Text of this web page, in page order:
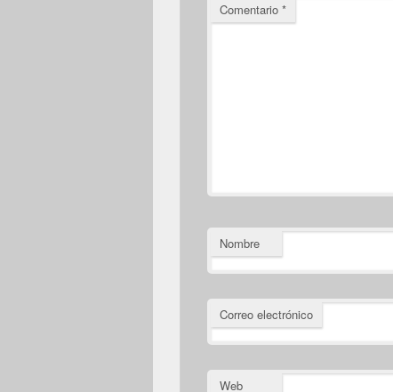
Comentario *
Nombre
Correo electrónico
Web